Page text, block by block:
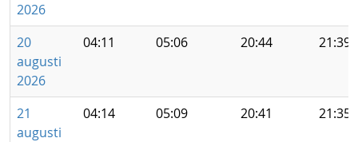
2026
20
augusti
2026
04:11 05:06 20:44 21:39
21
augusti
04:14 05:09 20:41 21:35